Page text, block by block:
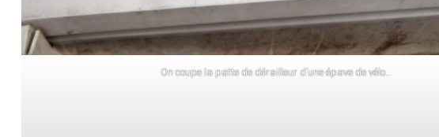
On coupe la patte de dérailleur d’une épave de vélo…